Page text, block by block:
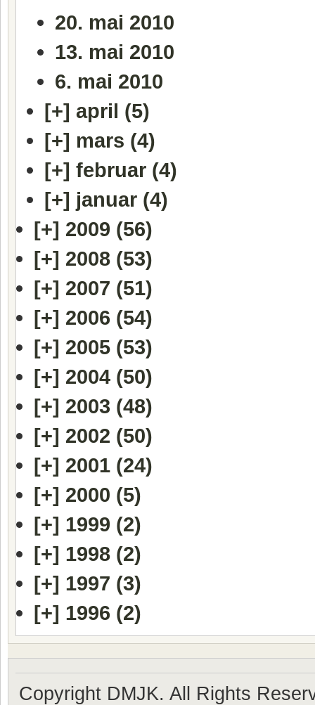
20. mai 2010
13. mai 2010
6. mai 2010
[+] april (5)
[+] mars (4)
[+] februar (4)
[+] januar (4)
[+] 2009 (56)
[+] 2008 (53)
[+] 2007 (51)
[+] 2006 (54)
[+] 2005 (53)
[+] 2004 (50)
[+] 2003 (48)
[+] 2002 (50)
[+] 2001 (24)
[+] 2000 (5)
[+] 1999 (2)
[+] 1998 (2)
[+] 1997 (3)
[+] 1996 (2)
Copyright DMJK. All Rights